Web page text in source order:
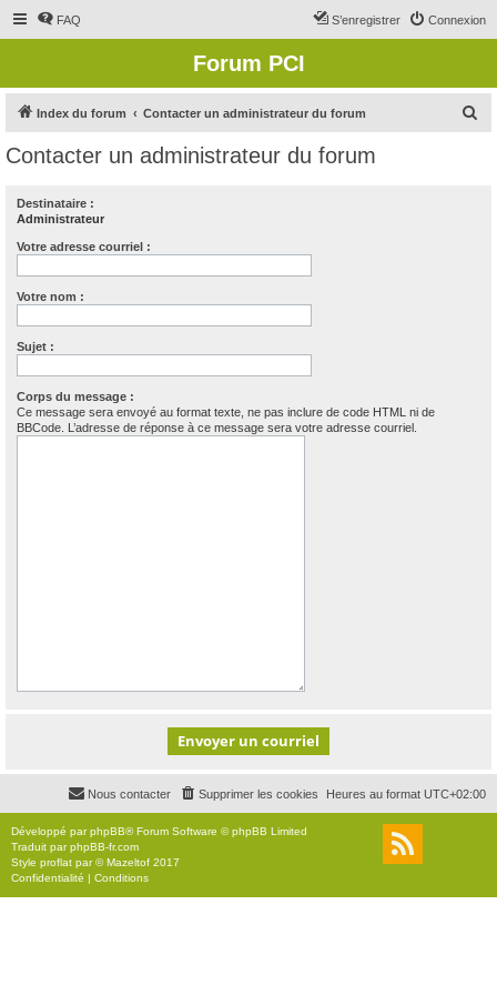
FAQ Connexion
S’enregistrer
Forum PCI
Index du forum Contacter un administrateur du forum
Contacter un administrateur du forum
Destinataire :
Administrateur
Votre adresse courriel :
Votre nom :
Sujet :
Corps du message :
Ce message sera envoyé au format texte, ne pas inclure de code HTML ni de
BBCode. L’adresse de réponse à ce message sera votre adresse courriel.
Heures au format UTC+02:00
Supprimer les cookies
Nous contacter
Développé parphpBB® Forum Software © phpBB Limited
Traduit parphpBB-fr.com
Style proflat par ©Mazeltof 2017
Confidentialité | Conditions